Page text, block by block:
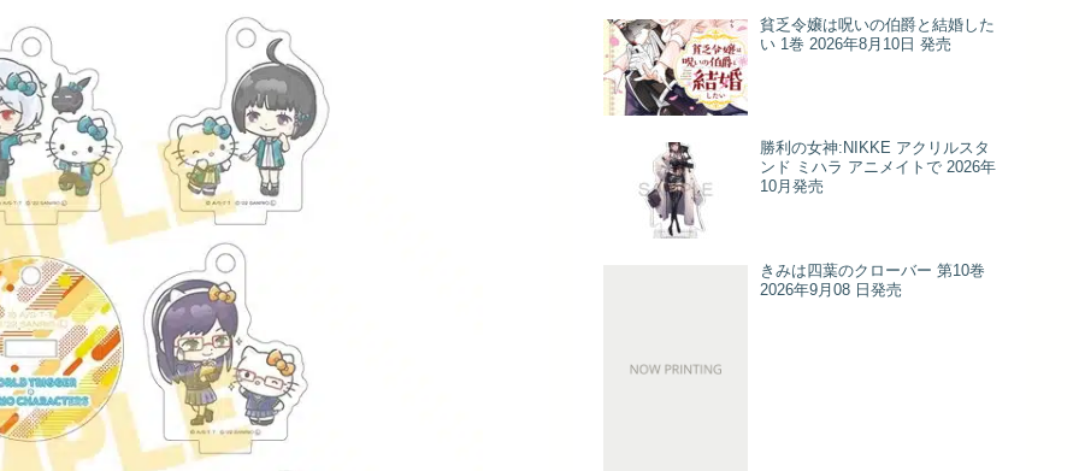
貧乏令嬢は呪いの伯爵と結婚した
い 1巻 2026年8月10日 発売
勝利の女神:NIKKE アクリルスタ
ンド ミハラ アニメイトで 2026年
10月発売
きみは四葉のクローバー 第10巻
2026年9月08 日発売